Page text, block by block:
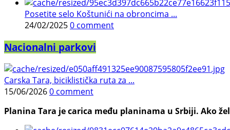
Posetite selo Koštunići na obroncima ...
24/02/20250 comment
Nacionalni parkovi
Carska Tara, biciklistička ruta za ...
15/06/20260 comment
Planina Tara je carica među planinama u Srbiji. Ako